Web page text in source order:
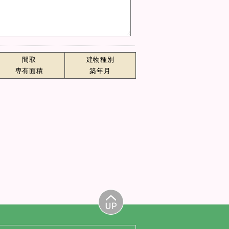
間取
専有面積
建物種別
築年月